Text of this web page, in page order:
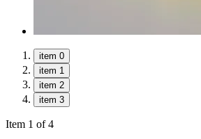
item 0
item 1
item 2
item 3
Item 1 of 4